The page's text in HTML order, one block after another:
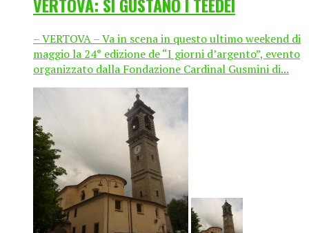
– VERTOVA – Va in scena in questo ultimo weekend di
maggio la 24° edizione de “I giorni d’argento”, evento
organizzato dalla Fondazione Cardinal Gusmini di...